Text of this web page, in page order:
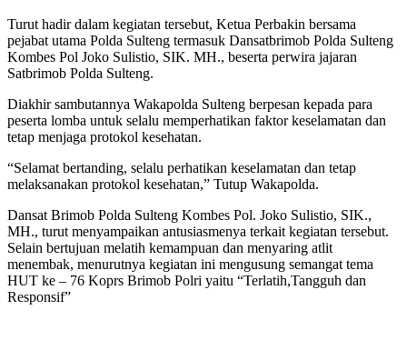
Turut hadir dalam kegiatan tersebut, Ketua Perbakin bersama
pejabat utama Polda Sulteng termasuk Dansatbrimob Polda Sulteng
Kombes Pol Joko Sulistio, SIK. MH., beserta perwira jajaran
Satbrimob Polda Sulteng.
Diakhir sambutannya Wakapolda Sulteng berpesan kepada para
peserta lomba untuk selalu memperhatikan faktor keselamatan dan
tetap menjaga protokol kesehatan.
“Selamat bertanding, selalu perhatikan keselamatan dan tetap
melaksanakan protokol kesehatan,” Tutup Wakapolda.
Dansat Brimob Polda Sulteng Kombes Pol. Joko Sulistio, SIK.,
MH., turut menyampaikan antusiasmenya terkait kegiatan tersebut.
Selain bertujuan melatih kemampuan dan menyaring atlit
menembak, menurutnya kegiatan ini mengusung semangat tema
HUT ke – 76 Koprs Brimob Polri yaitu “Terlatih,Tangguh dan
Responsif”